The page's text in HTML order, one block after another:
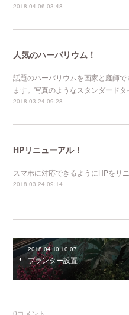
2018.04.06 03:48
人気のハーバリウム！
話題のハーバリウムを画家と庭師で
ます。写真のようなスタンダードタ
2018.03.24 09:28
HPリニューアル！
スマホに対応できるようにHPをリ
2018.03.24 09:14
2018.04.10 10:07
プランター設置
0コメント